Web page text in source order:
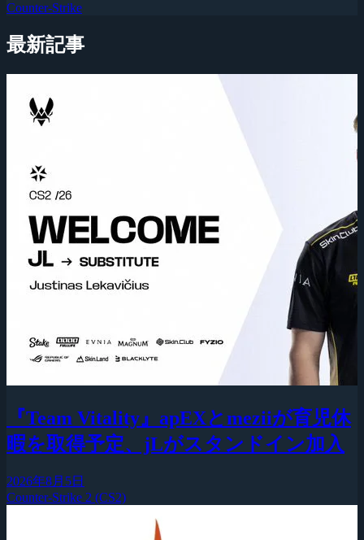
Counter-Strike
最新記事
『Team Vitality』apEXとmeziiが育児休
暇を取得予定、jLがスタンドイン加入
2026年8月5日
Counter-Strike 2 (CS2)